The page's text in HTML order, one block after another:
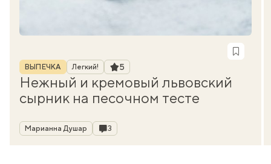
Рубрика
ВЫПЕЧКА Легкий! Рейтинг
5
Нежный и кремовый львовский
сырник на песочном тесте
Автор
Марианна Душар Комментарии
3